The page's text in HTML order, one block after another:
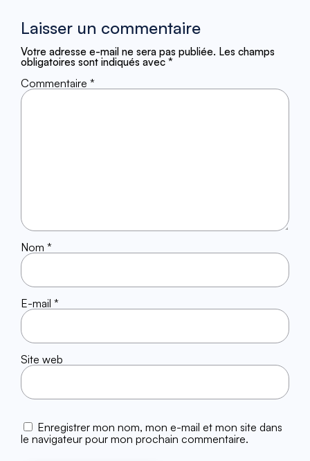
Laisser un commentaire
Votre adresse e-mail ne sera pas publiée. Les champs
obligatoires sont indiqués avec *
Commentaire *
Nom *
E-mail *
Site web
Enregistrer mon nom, mon e-mail et mon site dans
le navigateur pour mon prochain commentaire.